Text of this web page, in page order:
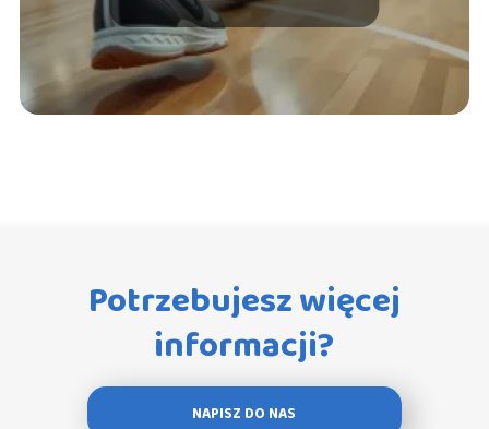
Potrzebujesz więcej
informacji?
NAPISZ DO NAS